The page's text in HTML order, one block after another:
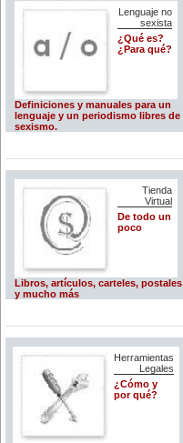
Lenguaje no
sexista
¿Qué es?
¿Para qué?
Definiciones y manuales para un
lenguaje y un periodismo libres de
sexismo.
Tienda
Virtual
De todo un
poco
Libros, artículos, carteles, postales
y mucho más
Herramientas
Legales
¿Cómo y
por qué?